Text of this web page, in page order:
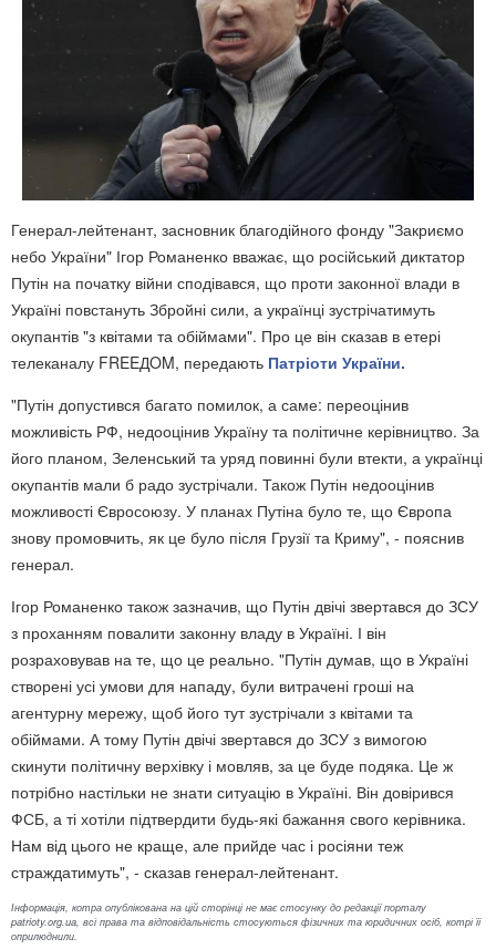
Генерал-лейтенант, засновник благодійного фонду "Закриємо
небо України" Ігор Романенко вважає, що російський диктатор
Путін на початку війни сподівався, що проти законної влади в
Україні повстануть Збройні сили, а українці зустрічатимуть
окупантів "з квітами та обіймами". Про це він сказав в етері
телеканалу FREEДOM, передають Патріоти України.
"Путін допустився багато помилок, а саме: переоцінив
можливість РФ, недооцінив Україну та політичне керівництво. За
його планом, Зеленський та уряд повинні були втекти, а українці
окупантів мали б радо зустрічали. Також Путін недооцінив
можливості Євросоюзу. У планах Путіна було те, що Європа
знову промовчить, як це було після Грузії та Криму", - пояснив
генерал.
Ігор Романенко також зазначив, що Путін двічі звертався до ЗСУ
з проханням повалити законну владу в Україні. І він
розраховував на те, що це реально. "Путін думав, що в Україні
створені усі умови для нападу, були витрачені гроші на
агентурну мережу, щоб його тут зустрічали з квітами та
обіймами. А тому Путін двічі звертався до ЗСУ з вимогою
скинути політичну верхівку і мовляв, за це буде подяка. Це ж
потрібно настільки не знати ситуацію в Україні. Він довірився
ФСБ, а ті хотіли підтвердити будь-які бажання свого керівника.
Нам від цього не краще, але прийде час і росіяни теж
страждатимуть", - сказав генерал-лейтенант.
Інформація, котра опублікована на цій сторінці не має стосунку до редакції порталу
patrioty.org.ua, всі права та відповідальність стосуються фізичних та юридичних осіб, котрі її
оприлюднили.